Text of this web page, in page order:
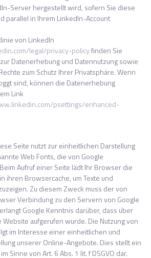
Server hergestellt wird, sofern Sie diese
parallel in Ihrem LinkedIn-Account
von LinkedIn
legal/privacy-policyfinden Sie
Datenerhebung und Datennutzung sowie
zum Schutz Ihrer Privatsphäre. Wenn
sind, können die Datenerhebung
Link
psettings/enhanced-
Seite nutzt zur einheitlichen Darstellung
Web Fonts, die von Google
Aufruf einer Seite lädt Ihr Browser die
ihren Browsercache, um Texte und
Zu diesem Zweck muss der von
Verbindung zu den Servern von Google
Google Kenntnis darüber, dass über
aufgerufen wurde. Die Nutzung von
im Interesse einer einheitlichen und
unserer Online-Angebote. Dies stellt ein
Sinne von Art. 6 Abs. 1 lit. f DSGVO dar.